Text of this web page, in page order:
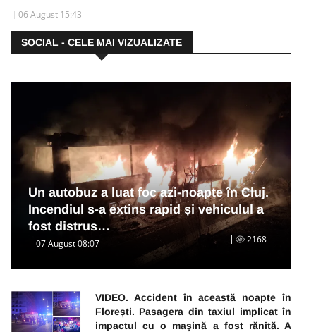
06 August 15:43
SOCIAL - CELE MAI VIZUALIZATE
Un autobuz a luat foc azi-noapte în Cluj.
Incendiul s-a extins rapid și vehiculul a
fost distrus…
07 August 08:07 2168
VIDEO. Accident în această noapte în
Florești. Pasagera din taxiul implicat în
impactul cu o mașină a fost rănită. A